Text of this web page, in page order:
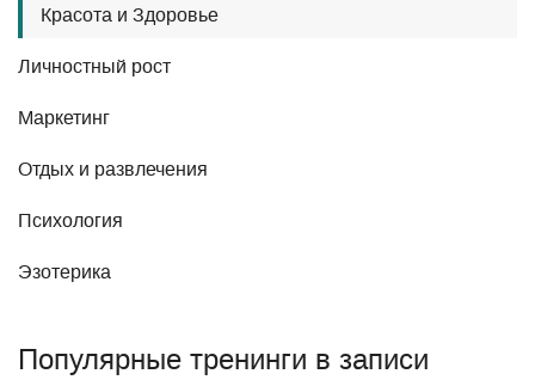
Красота и Здоровье
Личностный рост
Маркетинг
Отдых и развлечения
Психология
Эзотерика
Популярные тренинги в записи